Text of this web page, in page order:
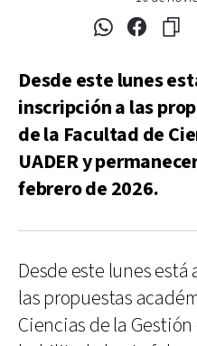
Desde este lunes
inscripción a las
de la Facultad de
UADER y
febrero de 2026.
Desde este lunes
las propuestas
Ciencias de la